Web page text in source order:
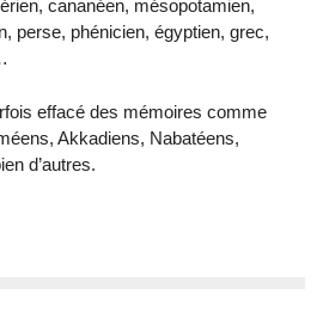
cananéen, mésopotamien,
perse, phénicien, égyptien, grec,
effacé des mémoires comme
Akkadiens, Nabatéens,
d’autres.